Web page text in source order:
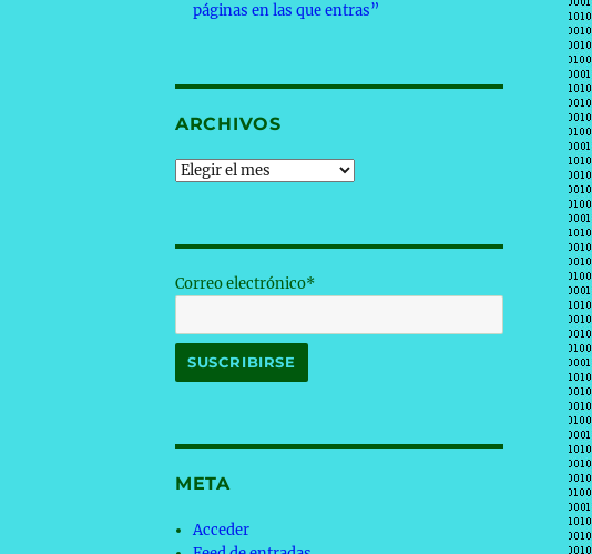
páginas en las que entras”
ARCHIVOS
Archivos
Correo electrónico*
META
Acceder